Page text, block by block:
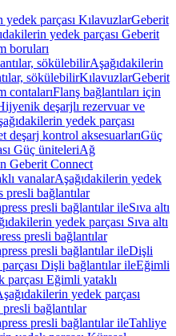
yedek parçası KılavuzlarGeberit
yedek parçası Geberit
boruları
sökülebilirAşağıdakilerin
sökülebilirKılavuzlarGeberit
contalarıFlanş bağlantıları için
deşarjlı rezervuar ve
yedek parçası
deşarj kontrol aksesuarlarıGüç
Güç üniteleriAğ
Geberit Connect
vanalarAşağıdakilerin yedek
presli bağlantılar
presli bağlantılar ileSıva altı
yedek parçası Sıva altı
presli bağlantılar
presli bağlantılar ileDişli
Dişli bağlantılar ileEğimli
parçası Eğimli yataklı
yedek parçası
bağlantılar
presli bağlantılar ileTahliye